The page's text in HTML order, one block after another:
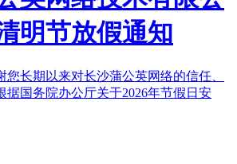
明节放假通知
您长期以来对长沙蒲公英网络的信任、
据国务院办公厅关于2026年节假日安